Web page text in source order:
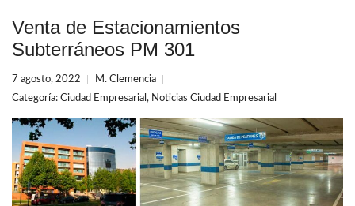
Venta de Estacionamientos
Subterráneos PM 301
7 agosto, 2022
M. Clemencia
Categoría: Ciudad Empresarial , Noticias Ciudad Empresarial